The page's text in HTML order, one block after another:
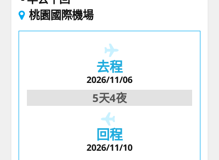
桃園國際機場
去程
2026/11/06
5天4夜
回程
2026/11/10